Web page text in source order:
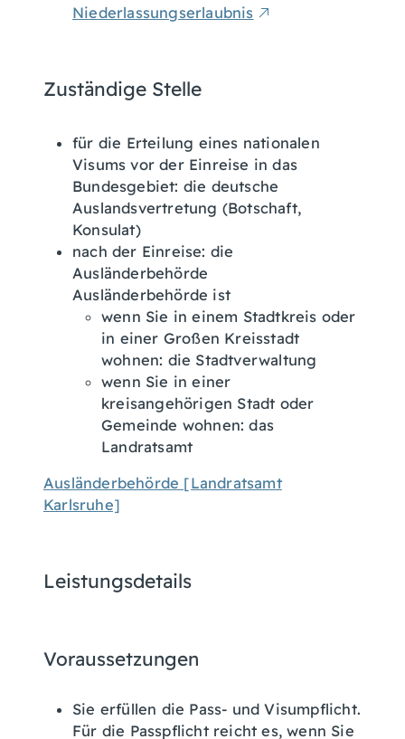
Niederlassungserlaubnis
Zuständige Stelle
für die Erteilung eines nationalen
Visums vor der Einreise in das
Bundesgebiet: die deutsche
Auslandsvertretung (Botschaft,
Konsulat)
nach der Einreise: die
Ausländerbehörde
Ausländerbehörde ist
wenn Sie in einem Stadtkreis oder
in einer Großen Kreisstadt
wohnen: die Stadtverwaltung
wenn Sie in einer
kreisangehörigen Stadt oder
Gemeinde wohnen: das
Landratsamt
Ausländerbehörde [Landratsamt
Karlsruhe]
Leistungsdetails
Voraussetzungen
Sie erfüllen die Pass- und Visumpflicht.
Für die Passpflicht reicht es, wenn Sie